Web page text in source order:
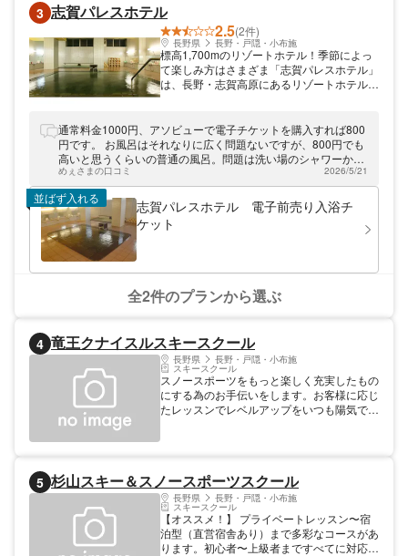
3 志賀パレスホテル
2.5(2件)
長野県 長野・戸隠・小布施
標高1,700mのリゾートホテル！季節によっ
て楽しみ方はさまざま「志賀パレスホテル」
は、長野・志賀高原にあるリゾートホテルで
みいただけます。日帰り入浴では、湯量豊富
な大浴場はもちろん、ラウンジ・売店・ロビ
ーのご利用が可能。お車でお越しの際は、上
信越自動車道「信州中野IC」のご利用が便利
です。
通常料金1000円、アソビューで電子チケットを購入すれば800
円です。 お風呂はそれなりに広く問題ないですが、800円でも
高いと思うくらいの普通の風呂。問題は洗い場のシャワーから
ほとんどお湯が出ない。他の利用者が居ると水しか出てこず、
お湯がなかなか出ません。 この程度の風呂なら、せいぜい500
円くらいじゃないかな。
めぇさまの口コミ 2026/5/21
志賀パレスホテル 電子前売り入浴チ
ケット
並ばず入れる
全2件のプランから選ぶ
4 竜王クナイスルスキースクール
長野県 長野・戸隠・小布施
スキースクール
スノースポーツをもっと楽しく充実したもの
にする為のお手伝いをします。お客様に応じ
たレッスンでレベルアップをいつも陽気で明
5 杉山スキー＆スノースポーツスクール
長野県 長野・戸隠・小布施
スキースクール
【オススメ！】 プライベートレッスン〜宿
泊型（直営宿舎あり）まで多彩なコースがあ
ります。初心者〜上級者まですべてに対応致